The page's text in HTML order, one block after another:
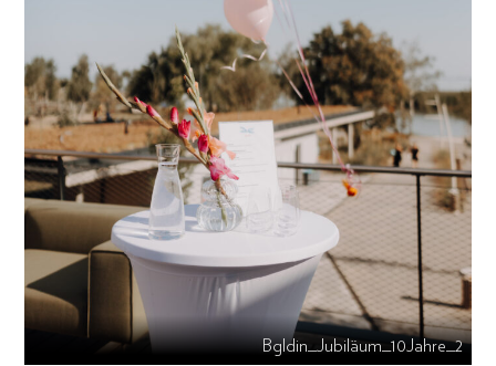
Bgldin_Jubiläum_10Jahre_2